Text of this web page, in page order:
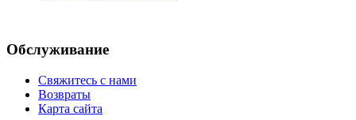
Обслуживание
Свяжитесь с нами
Возвраты
Карта сайта